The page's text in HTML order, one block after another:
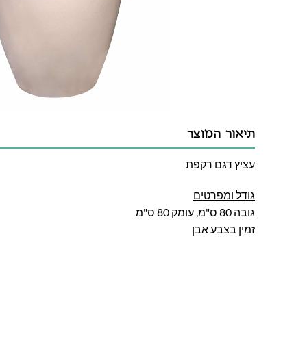
תיאור המוצר
עציץ דגם רקפת
גודל ומפרטים
גובה 80 ס"מ, עומק 80 ס"מ
זמין בצבע אבן